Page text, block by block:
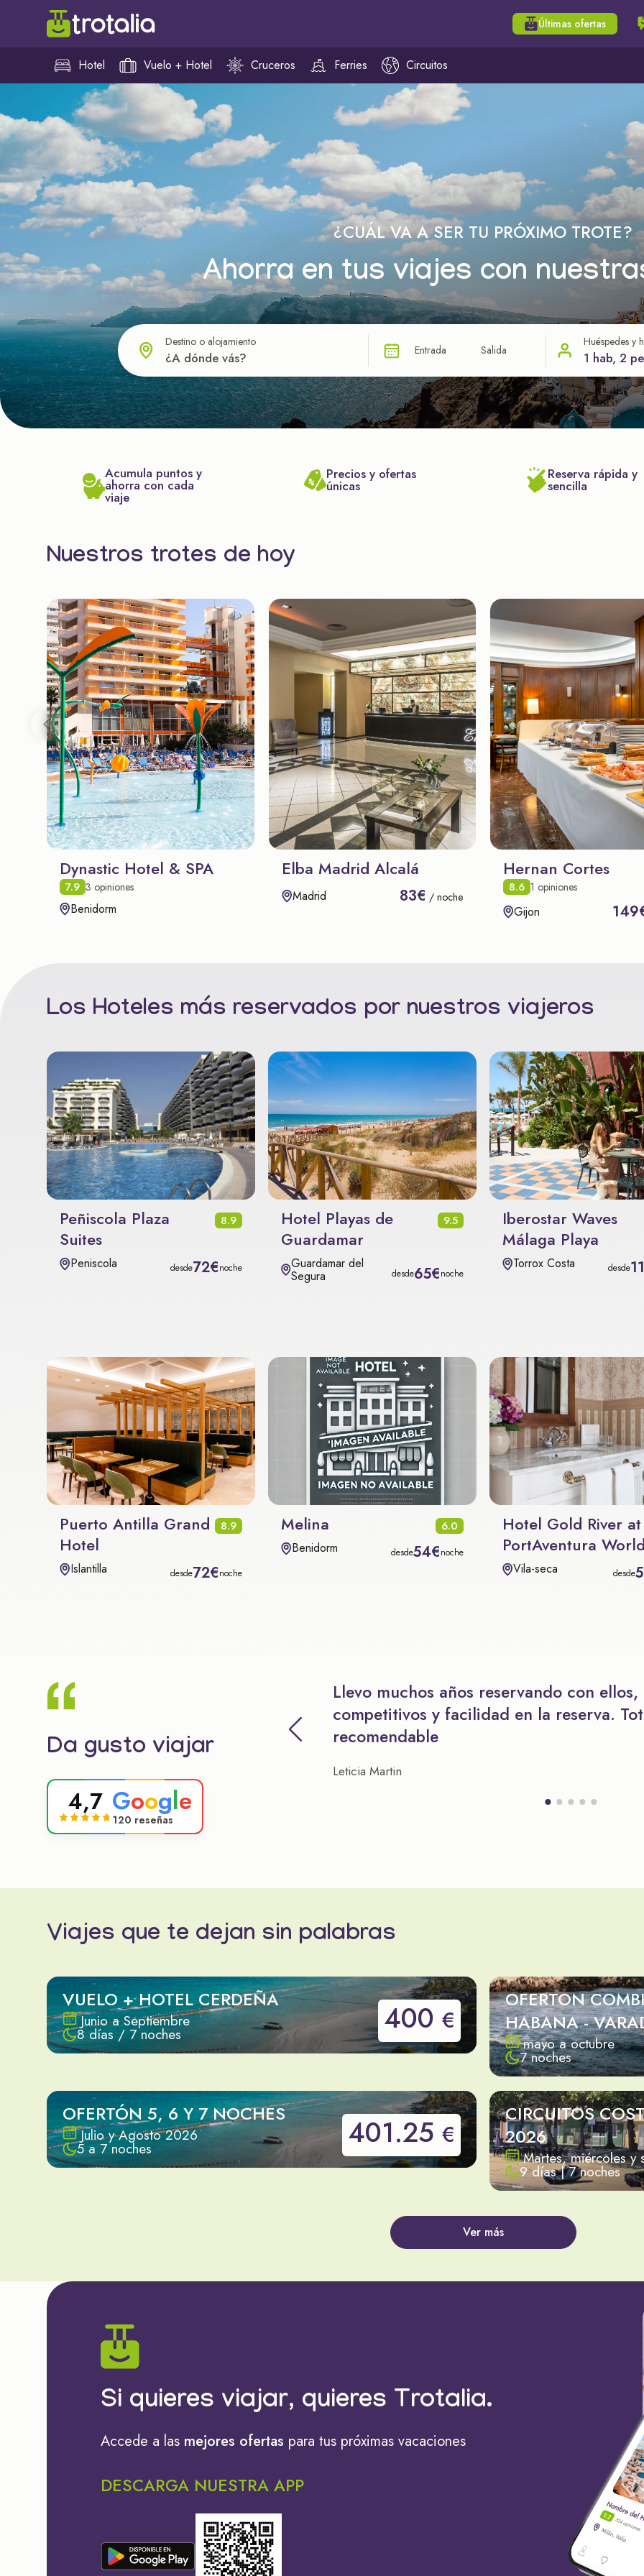
Últimas ofertas
Hotel Vuelo + Hotel Cruceros Ferries Circuitos
¿CUÁL VA A SER TU PRÓXIMO TROTE?
Ahorra en tus viajes con
Destino o alojamiento
Entrada Salida
Huéspedes y
1 hab, 2
Acumula puntos y
ahorra con cada
viaje
Precios y ofertas
únicas
Reserva rápida y
sencilla
Nuestros trotes de hoy
Dynastic Hotel & SPA
7.9 3 opiniones
Benidorm
Elba Madrid Alcalá
Madrid 83€ / noche
Hernan Cortes
8.6 1 opiniones
Gijon
Los Hoteles más reservados por nuestros viajeros
Peñiscola Plaza
Suites
8.9
Peniscola desde72€noche
Hotel Playas de
Guardamar
9.5
Guardamar del
Segura desde65€noche
Iberostar Waves
Málaga Playa
Torrox Costa desde
Puerto Antilla Grand
Hotel
8.9
Islantilla desde72€noche
Melina 6.0
Benidorm desde54€noche
Hotel Gold River at
PortAventura World
Vila-seca desde
Da gusto viajar
4,7 Google
120 reseñas
Llevo muchos años reservando con
competitivos y facilidad en la reserva.
recomendable
Leticia Martin
Viajes que te dejan sin palabras
VUELO + HOTEL CERDEÑA
Junio a Septiembre
8 días / 7 noches 400 €
OFERTON
HABANA -
mayo a octubre
7 noches
OFERTÓN 5, 6 Y 7 NOCHES
Julio y Agosto 2026
5 a 7 noches 401.25 €
CIRCUITOS
2026
Martes, miércoles y
9 días | 7 noches
Ver más
Si quieres viajar, quieres Trotalia.
Accede a las mejores ofertas para tus próximas vacaciones
DESCARGA NUESTRA APP